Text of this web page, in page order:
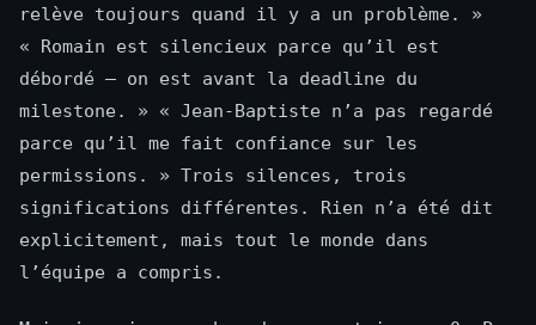
relève toujours quand il y a un problème. »
« Romain est silencieux parce qu’il est
débordé — on est avant la deadline du
milestone. » « Jean-Baptiste n’a pas regardé
parce qu’il me fait confiance sur les
permissions. » Trois silences, trois
significations différentes. Rien n’a été dit
explicitement, mais tout le monde dans
l’équipe a compris.